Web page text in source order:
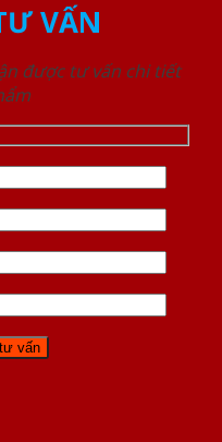
VẤN
được tư vấn chi tiết